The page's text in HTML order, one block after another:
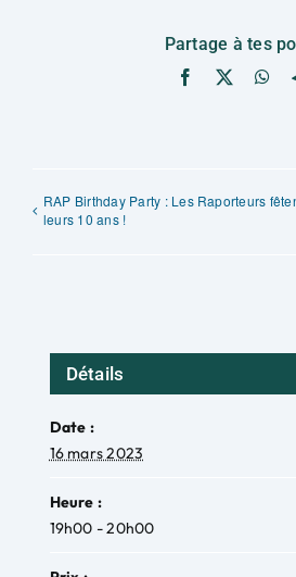
Partage à tes
Facebook
RAP Birthday Party : Les Raporteurs
leurs 10 ans !
Détails
Date :
16 mars 2023
Heure :
19h00 - 20h00